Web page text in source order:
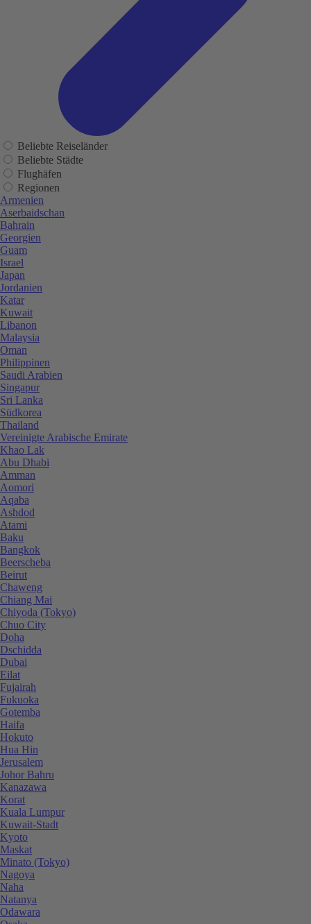
Beliebte Reiseländer
Beliebte Städte
Flughäfen
Regionen
Armenien
Aserbaidschan
Bahrain
Georgien
Guam
Israel
Japan
Jordanien
Katar
Kuwait
Libanon
Malaysia
Oman
Philippinen
Saudi Arabien
Singapur
Sri Lanka
Südkorea
Thailand
Vereinigte Arabische Emirate
Khao Lak
Abu Dhabi
Amman
Aomori
Aqaba
Ashdod
Atami
Baku
Bangkok
Beerscheba
Beirut
Chaweng
Chiang Mai
Chiyoda (Tokyo)
Chuo City
Doha
Dschidda
Dubai
Eilat
Fujairah
Fukuoka
Gotemba
Haifa
Hokuto
Hua Hin
Jerusalem
Johor Bahru
Kanazawa
Korat
Kuala Lumpur
Kuwait-Stadt
Kyoto
Maskat
Minato (Tokyo)
Nagoya
Naha
Natanya
Odawara